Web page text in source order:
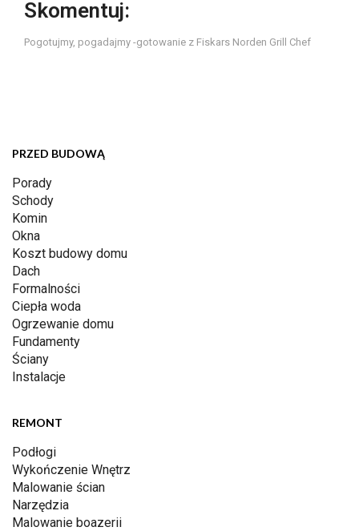
Skomentuj:
Pogotujmy, pogadajmy -gotowanie z Fiskars Norden Grill Chef
PRZED BUDOWĄ
Porady
Schody
Komin
Okna
Koszt budowy domu
Dach
Formalności
Ciepła woda
Ogrzewanie domu
Fundamenty
Ściany
Instalacje
REMONT
Podłogi
Wykończenie Wnętrz
Malowanie ścian
Narzędzia
Malowanie boazerii